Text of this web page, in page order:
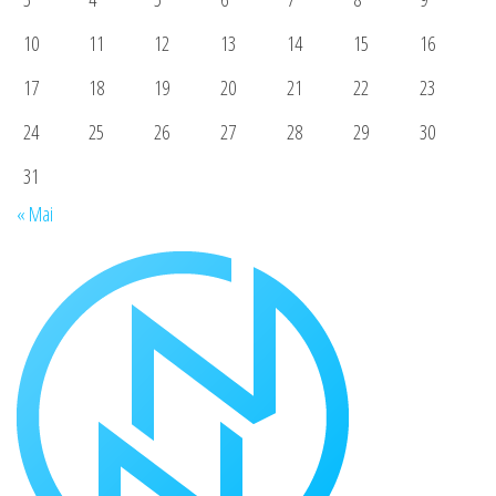
10
11 12 13 14 15
16
17
18 19 20 21 22
23
24
25 26 27 28 29
30
31
« Mai